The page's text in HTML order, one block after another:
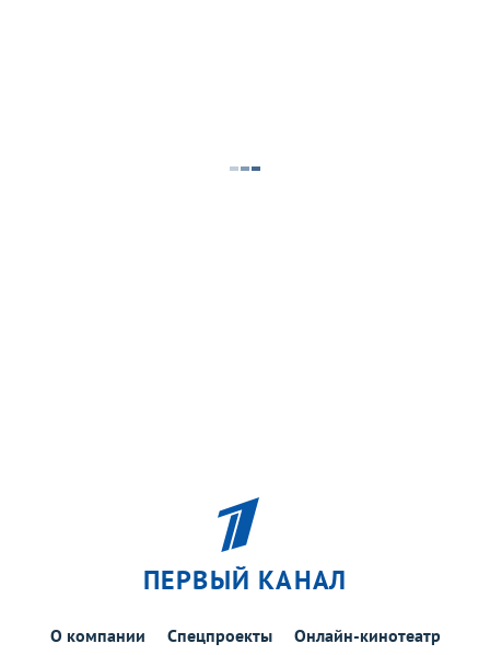
ПЕРВЫЙ КАНАЛ
О компании Спецпроекты
Онлайн-кинотеатр